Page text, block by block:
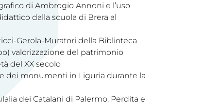
di Ambrogio Annoni e l’uso
dalla scuola di Brera al
Gerola-Muratori della Biblioteca
valorizzazione del patrimonio
del XX secolo
dei monumenti in Liguria durante la
dei Catalani di Palermo. Perdita e